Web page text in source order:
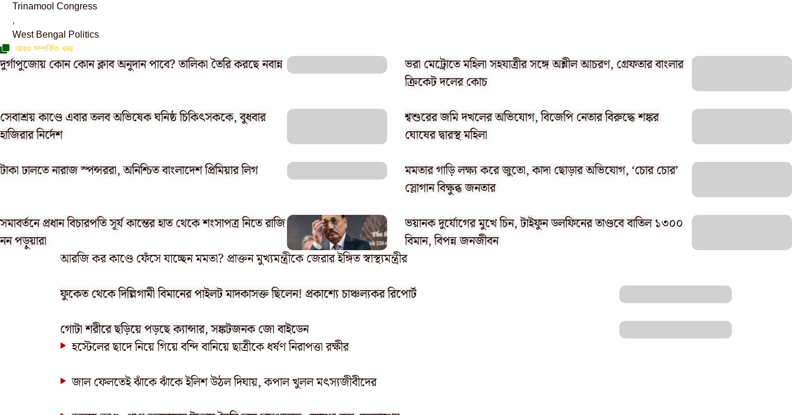
Trinamool Congress
,
West Bengal Politics
আরও সম্পর্কিত খবর
দুর্গাপুজোয় কোন কোন ক্লাব অনুদান পাবে? তালিকা তৈরি করছে নবান্ন
ভরা মেট্রোতে মহিলা সহযাত্রীর সঙ্গে অশ্লীল আচরণ, গ্রেফতার বাংলার
ক্রিকেট দলের কোচ
সেবাশ্রয় কাণ্ডে এবার তলব অভিষেক ঘনিষ্ঠ চিকিৎসককে, বুধবার
হাজিরার নির্দেশ
শ্বশুরের জমি দখলের অভিযোগ, বিজেপি নেতার বিরুদ্ধে শঙ্কর
ঘোষের দ্বারস্থ মহিলা
টাকা ঢালতে নারাজ স্পন্সররা, অনিশ্চিত বাংলাদেশ প্রিমিয়ার লিগ
মমতার গাড়ি লক্ষ্য করে জুতো, কাদা ছোড়ার অভিযোগ, ‘চোর চোর’
স্লোগান বিক্ষুব্ধ জনতার
সমাবর্তনে প্রধান বিচারপতি সূর্য কান্তের হাত থেকে শংসাপত্র নিতে রাজি
নন পড়ুয়ারা
ভয়ানক দুর্যোগের মুখে চিন, টাইফুন ডলফিনের তাণ্ডবে বাতিল ১৩০০
বিমান, বিপন্ন জনজীবন
আরজি কর কাণ্ডে ফেঁসে যাচ্ছেন মমতা? প্রাক্তন মুখ্যমন্ত্রীকে জেরার ইঙ্গিত স্বাস্থ্যমন্ত্রীর
ফুকেত থেকে দিল্লিগামী বিমানের পাইলট মাদকাসক্ত ছিলেন! প্রকাশ্যে চাঞ্চল্যকর রিপোর্ট
গোটা শরীরে ছড়িয়ে পড়ছে ক্যান্সার, সঙ্কটজনক জো বাইডেন
হস্টেলের ছাদে নিয়ে গিয়ে বন্দি বানিয়ে ছাত্রীকে ধর্ষণ নিরাপত্তা রক্ষীর
জাল ফেলতেই ঝাঁকে ঝাঁকে ইলিশ উঠল দিঘায়, কপাল খুলল মৎস্যজীবীদের